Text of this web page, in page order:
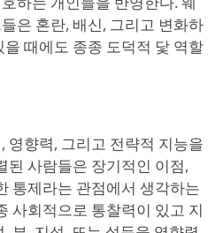
은 혼란, 배신, 그리고 변화하
때에도 종종 도덕적 닻 역할
영향력, 그리고 전략적 지능을
된 사람들은 장기적인 이점,
통제라는 관점에서 생각하는
사회적으로 통찰력이 있고 지